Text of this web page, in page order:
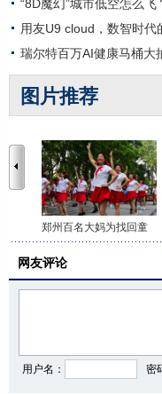
“8D魔幻”城市低空怎么
用友U9 cloud，数智时
瑞尔特百万AI健康马桶大
图片推荐
郑州百名大妈为找回童
网友评论
用户名： 密